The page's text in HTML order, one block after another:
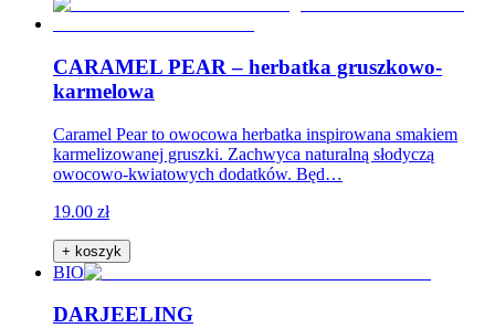
CARAMEL PEAR – herbatka gruszkowo-
karmelowa
Caramel Pear to owocowa herbatka inspirowana smakiem
karmelizowanej gruszki. Zachwyca naturalną słodyczą
owocowo-kwiatowych dodatków. Będ…
19.00 zł
+ koszyk
BIO
DARJEELING